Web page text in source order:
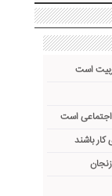
است
اجتماعی است
باشند